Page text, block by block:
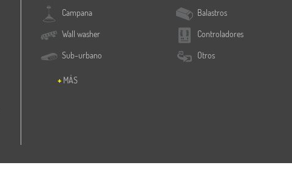
Campana
Wall washer
Sub-urbano
MÁS
Balastros
Controladores
Otros